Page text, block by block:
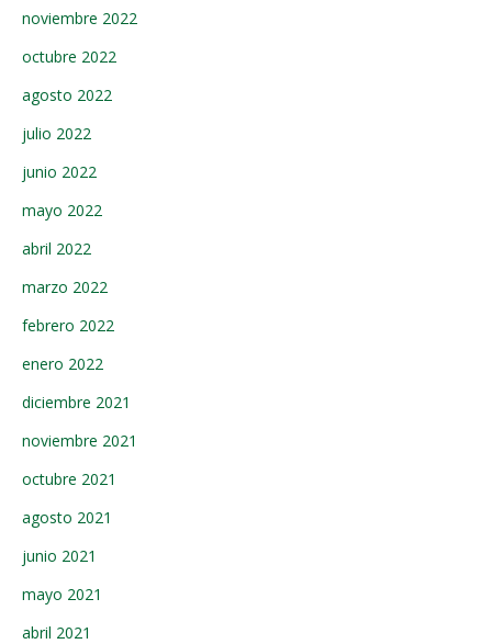
noviembre 2022
octubre 2022
agosto 2022
julio 2022
junio 2022
mayo 2022
abril 2022
marzo 2022
febrero 2022
enero 2022
diciembre 2021
noviembre 2021
octubre 2021
agosto 2021
junio 2021
mayo 2021
abril 2021